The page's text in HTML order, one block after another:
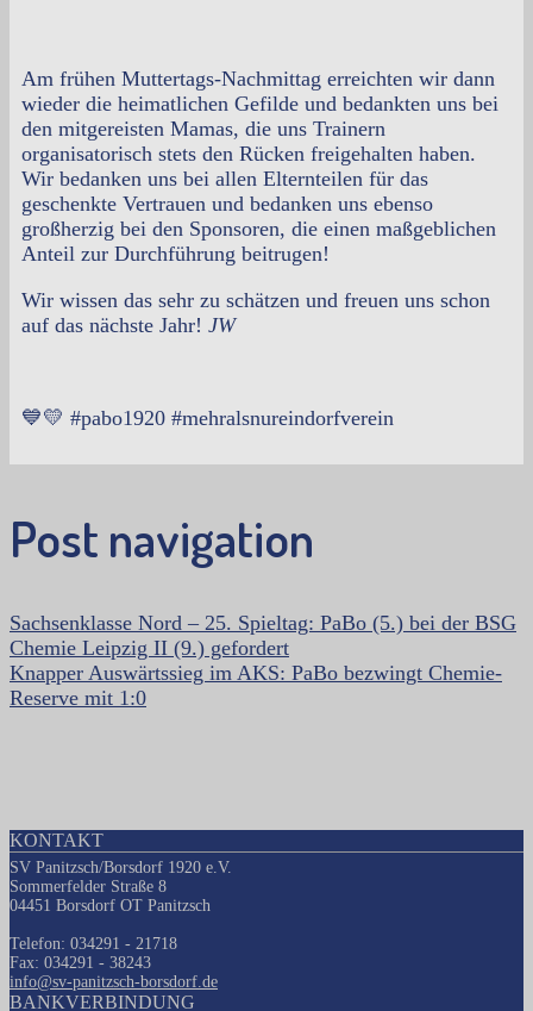
Am frühen Muttertags-Nachmittag erreichten wir dann
wieder die heimatlichen Gefilde und bedankten uns bei
den mitgereisten Mamas, die uns Trainern
organisatorisch stets den Rücken freigehalten haben.
Wir bedanken uns bei allen Elternteilen für das
geschenkte Vertrauen und bedanken uns ebenso
großherzig bei den Sponsoren, die einen maßgeblichen
Anteil zur Durchführung beitrugen!
Wir wissen das sehr zu schätzen und freuen uns schon
auf das nächste Jahr! JW
💙💛 #pabo1920 #mehralsnureindorfverein
Post navigation
Sachsenklasse Nord – 25. Spieltag: PaBo (5.) bei der BSG
Chemie Leipzig II (9.) gefordert
Knapper Auswärtssieg im AKS: PaBo bezwingt Chemie-
Reserve mit 1:0
KONTAKT
SV Panitzsch/Borsdorf 1920 e.V.
Sommerfelder Straße 8
04451 Borsdorf OT Panitzsch
Telefon: 034291 - 21718
Fax: 034291 - 38243
info@sv-panitzsch-borsdorf.de
BANKVERBINDUNG